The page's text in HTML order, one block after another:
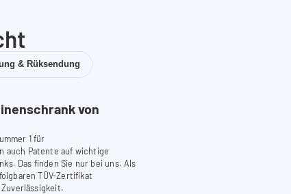
& Rüksendung
von
1 für
auch Patente auf wichtige
Das finden Sie nur bei uns. Als
TÜV-Zertifikat